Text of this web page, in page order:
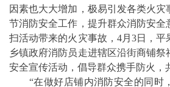
因素也大大增加，极易引发各类火灾
节消防安全工作，提升群众消防安全
扫活动带来的火灾事故，4月3日，平
乡镇政府消防员走进辖区沿街商铺
安全宣传活动，倡导群众携手防火，
“在做好店铺内消防安全的同时